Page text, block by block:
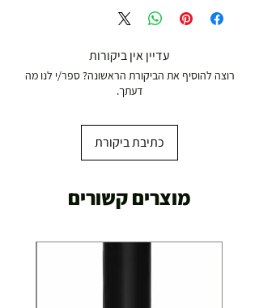
כביסה ידנית עם חומר ניקוי עדין.
לשטוח לייבוש (אין לייבש במכונה).
עדיין אין ביקורות
רוצה להוסיף את הביקורת הראשונה? ספר/י לנו מה
דעתך.
כתיבת ביקורת
מוצרים קשורים